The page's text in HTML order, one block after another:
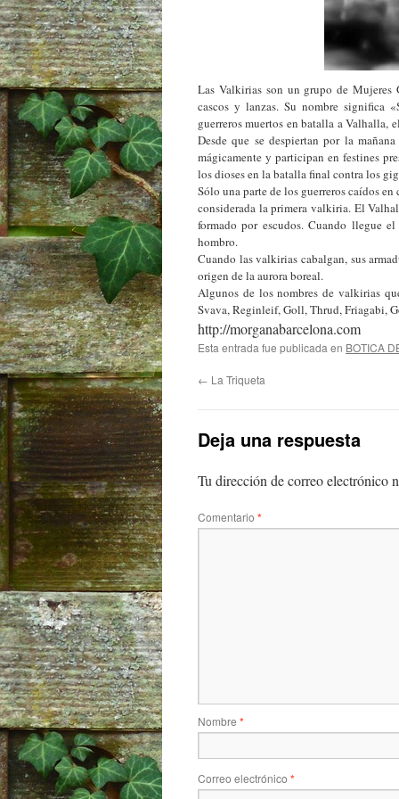
Las Valkirias son un grupo de
cascos y lanzas. Su nombre significa
guerreros muertos en batalla a Valhalla,
Desde que se despiertan por la
mágicamente y participan en festines
los dioses en la batalla final contra los
Sólo una parte de los guerreros caídos
considerada la primera valkiria. El
formado por escudos. Cuando llegue
hombro.
Cuando las valkirias cabalgan, sus
origen de la aurora boreal.
Algunos de los nombres de valkirias
Svava, Reginleif, Goll, Thrud, Friagabi,
http://morganabarcelona.com
Esta entrada fue publicada en BOTICA
← La Triqueta
Deja una respuesta
Tu dirección de correo electrónico
Comentario *
Nombre *
Correo electrónico *